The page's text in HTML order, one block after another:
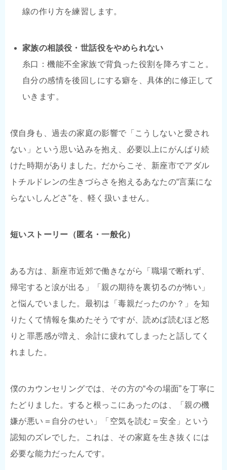
線の作り方を練習します。
家族の相談役・世話役をやめられない
糸口：機能不全家族で背負った役割を降ろすこと。
自分の感情を後回しにする癖を、具体的に修正して
いきます。
僕自身も、過去の家庭の影響で「こうしないと愛され
ない」という思い込みを抱え、必要以上にがんばり続
けた時期がありました。だからこそ、新座市でアダル
トチルドレンの生きづらさを抱えるあなたの“言葉にな
らないしんどさ”を、軽く扱いません。
短いストーリー（匿名・一般化）
ある方は、新座市近郊で働きながら「職場で断れず、
帰宅すると涙が出る」「親の期待を裏切るのが怖い」
と悩んでいました。最初は「毒親だったのか？」を知
りたくて情報を集めたそうですが、読めば読むほど怒
りと罪悪感が増え、余計に疲れてしまったと話してく
れました。
僕のカウンセリングでは、その方の“今の場面”を丁寧に
たどりました。すると根っこにあったのは、「親の機
嫌が悪い＝自分のせい」「空気を読む＝安全」という
認知のズレでした。これは、その家庭を生き抜くには
必要な能力だったんです。